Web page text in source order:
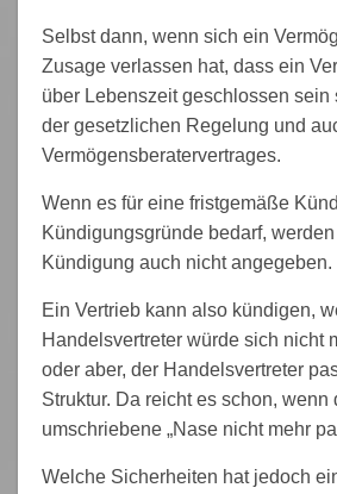
Selbst dann, wenn sich ein
Zusage verlassen hat, dass ein
über Lebenszeit geschlossen
der gesetzlichen Regelung und
Vermögensberatervertrages.
Wenn es für eine fristgemäße
Kündigungsgründe bedarf,
Kündigung auch nicht angegeben.
Ein Vertrieb kann also kündigen,
Handelsvertreter würde sich nicht
oder aber, der Handelsvertreter
Struktur. Da reicht es schon, wenn
umschriebene „Nase nicht mehr
Welche Sicherheiten hat jedoch